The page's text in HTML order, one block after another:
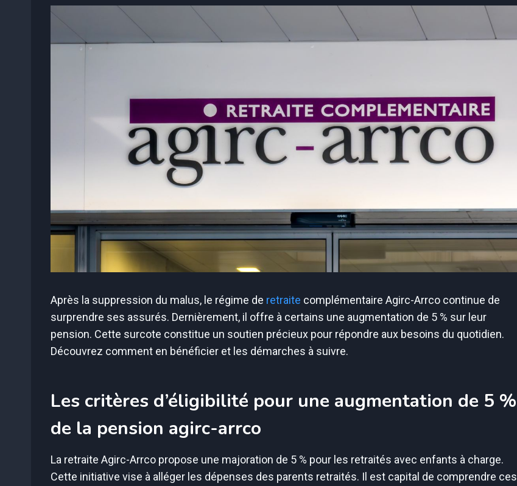
Après la suppression du malus, le régime de retraite complémentaire Agirc-Arrco continue de
surprendre ses assurés. Dernièrement, il offre à certains une augmentation de 5 % sur leur
pension. Cette surcote constitue un soutien précieux pour répondre aux besoins du quotidien.
Découvrez comment en bénéficier et les démarches à suivre.
Les critères d’éligibilité pour une augmentation de 5 %
de la pension agirc-arrco
La retraite Agirc-Arrco propose une majoration de 5 % pour les retraités avec enfants à charge.
Cette initiative vise à alléger les dépenses des parents retraités. Il est capital de comprendre ces